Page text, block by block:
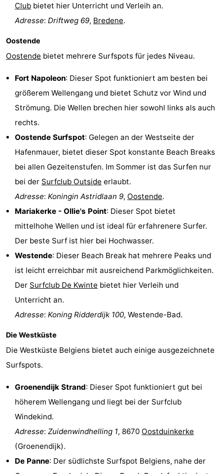
Club bietet hier Unterricht und Verleih an.
Adresse: Driftweg 69, Bredene.
Oostende
Oostende bietet mehrere Surfspots für jedes Niveau.
Fort Napoleon: Dieser Spot funktioniert am besten bei
größerem Wellengang und bietet Schutz vor Wind und
Strömung. Die Wellen brechen hier sowohl links als auch
rechts.
Oostende Surfspot: Gelegen an der Westseite der
Hafenmauer, bietet dieser Spot konstante Beach Breaks
bei allen Gezeitenstufen. Im Sommer ist das Surfen nur
bei der Surfclub Outside erlaubt.
Adresse: Koningin Astridlaan 9, Oostende.
Mariakerke - Ollie's Point: Dieser Spot bietet
mittelhohe Wellen und ist ideal für erfahrenere Surfer.
Der beste Surf ist hier bei Hochwasser.
Westende: Dieser Beach Break hat mehrere Peaks und
ist leicht erreichbar mit ausreichend Parkmöglichkeiten.
Der Surfclub De Kwinte bietet hier Verleih und
Unterricht an.
Adresse: Koning Ridderdijk 100, Westende-Bad.
Die Westküste
Die Westküste Belgiens bietet auch einige ausgezeichnete
Surfspots.
Groenendijk Strand: Dieser Spot funktioniert gut bei
höherem Wellengang und liegt bei der Surfclub
Windekind.
Adresse: Zuidenwindhelling 1, 8670 Oostduinkerke
(Groenendijk).
De Panne: Der südlichste Surfspot Belgiens, nahe der